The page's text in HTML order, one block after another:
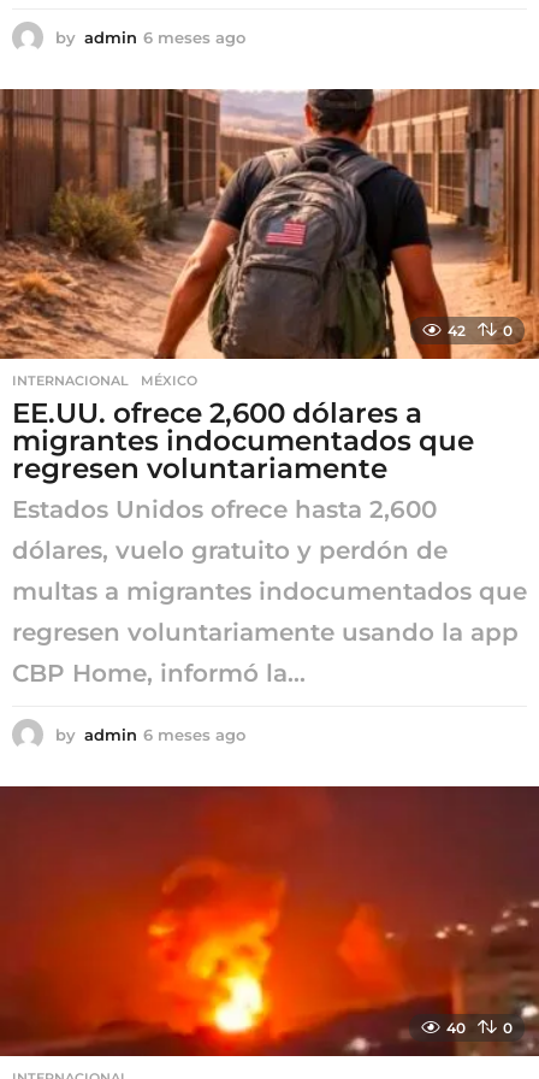
by admin 6 meses ago
s
e
a
g
o
42 0
INTERNACIONAL ,MÉXICO
EE.UU. ofrece 2,600 dólares a
migrantes indocumentados que
regresen voluntariamente
Estados Unidos ofrece hasta 2,600
dólares, vuelo gratuito y perdón de
multas a migrantes indocumentados que
regresen voluntariamente usando la app
CBP Home, informó la...
by admin 6 meses ago
o
40 0